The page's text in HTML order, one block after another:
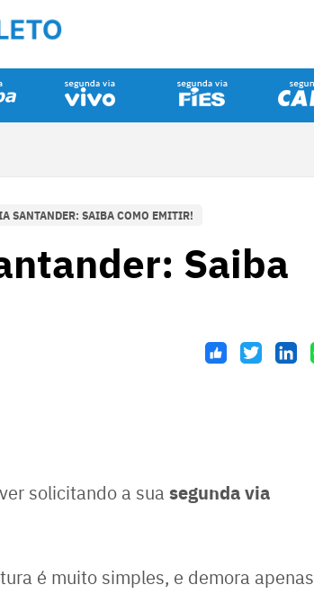
SANTANDER: SAIBA COMO EMITIR!
Saiba
solicitando a sua segunda via
é muito simples, e demora apenas